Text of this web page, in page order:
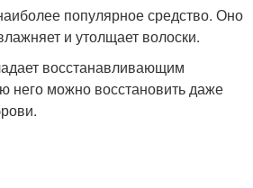
популярное средство. Оно
и утолщает волоски.
восстанавливающим
можно восстановить даже